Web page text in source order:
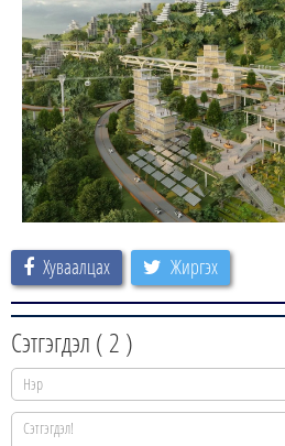
Хуваалцах Жиргэх
Сэтгэгдэл (2 )